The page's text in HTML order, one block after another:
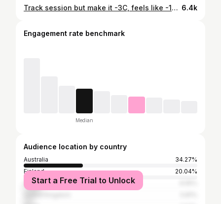
Track session but make it -3C, feels like -10C ⚡️❄️ Use my code RIINA to get 10% off your order @histripscom @histripsathletes ad/affiliate • • • #winterarc2025 #trackrun #juoksu 6.4k
Engagement rate benchmark
Median
Audience location by country
Australia
34.27%
Finland
20.04%
United States
Start a Free Trial to Unlock